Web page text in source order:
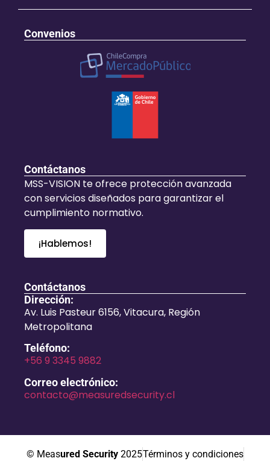
Convenios
Contáctanos
MSS-VISION te ofrece protección avanzada
con servicios diseñados para garantizar el
cumplimiento normativo.
¡Hablemos!
Contáctanos
Dirección:
Av. Luis Pasteur 6156, Vitacura, Región
Metropolitana
Teléfono:
+56 9 3345 9882
Correo electrónico:
contacto@measuredsecurity.cl
© Measured Security2025Términos y condiciones